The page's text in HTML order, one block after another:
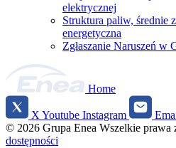
elektrycznej
Struktura paliw, średnie
energetyczna
Zgłaszanie Naruszeń w
Home
Social
media
X Youtube Instagram
© 2026 Grupa Enea Wszelkie prawa
dostępności